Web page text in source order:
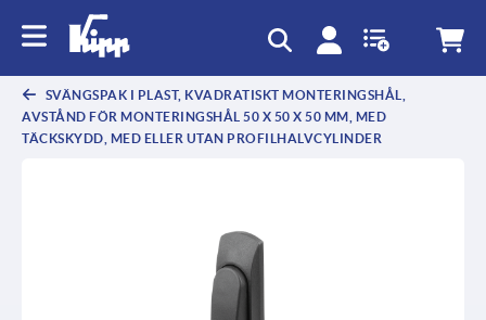
SVÄNGSPAK I PLAST, KVADRATISKT MONTERINGSHÅL,
AVSTÅND FÖR MONTERINGSHÅL 50 X 50 X 50 MM, MED
TÄCKSKYDD, MED ELLER UTAN PROFILHALVCYLINDER